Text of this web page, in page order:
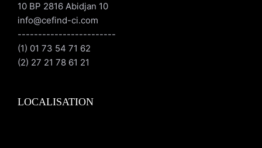
10 BP 2816 Abidjan 10
info@cefind-ci.com
------------------------
(1) 01 73 54 71 62
(2) 27 21 78 61 21
LOCALISATION